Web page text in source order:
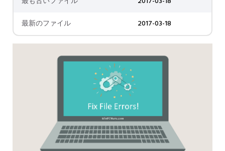
最新のファイル
2017-03-18